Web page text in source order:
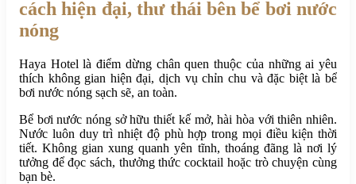
cách hiện đại, thư thái bên bể bơi nước
nóng
Haya Hotel là điểm dừng chân quen thuộc của những ai yêu
thích không gian hiện đại, dịch vụ chỉn chu và đặc biệt là bể
bơi nước nóng sạch sẽ, an toàn.
Bể bơi nước nóng sở hữu thiết kế mở, hài hòa với thiên nhiên.
Nước luôn duy trì nhiệt độ phù hợp trong mọi điều kiện thời
tiết. Không gian xung quanh yên tĩnh, thoáng đãng là nơi lý
tưởng để đọc sách, thưởng thức cocktail hoặc trò chuyện cùng
bạn bè.